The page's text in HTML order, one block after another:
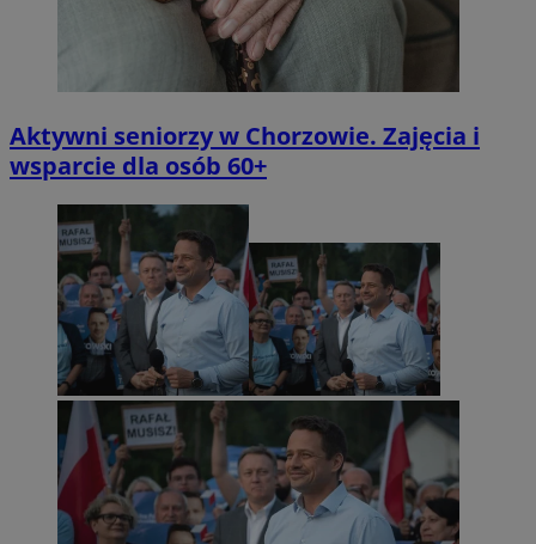
Aktywni seniorzy w Chorzowie. Zajęcia i
wsparcie dla osób 60+